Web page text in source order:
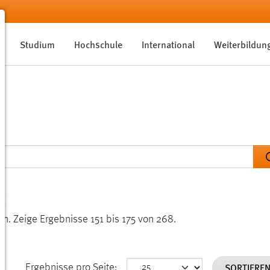
Studium Hochschule International
Zeige Ergebnisse 151 bis 175 von 268.
Ergebnisse pro Seite: